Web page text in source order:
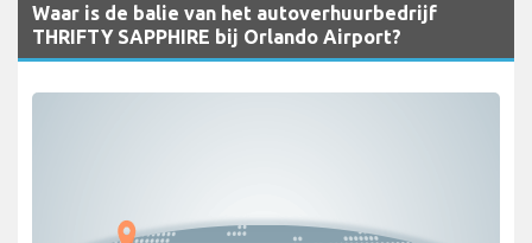
Waar is de balie van het autoverhuurbedrijf
THRIFTY SAPPHIRE bij Orlando Airport?